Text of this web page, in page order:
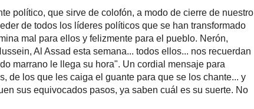
político, que sirve de colofón, a modo de cierre de nuestro
de todos los líderes políticos que se han transformado
mal para ellos y felizmente para el pueblo. Nerón,
Al Assad esta semana... todos ellos... nos recuerdan
marrano le llega su hora". Un cordial mensaje para
de los que les caiga el guante para que se los chante... y
sus equivocados pasos, ya saben cuál es su suerte. No